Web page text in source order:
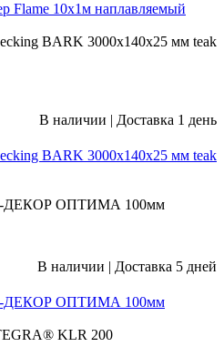
Flame 10х1м наплавляемый
BARK 3000х140х25 мм teak
В наличии | Доставка 1 день
BARK 3000х140х25 мм teak
ДЕКОР ОПТИМА 100мм
В наличии | Доставка 5 дней
ДЕКОР ОПТИМА 100мм
KLR 200